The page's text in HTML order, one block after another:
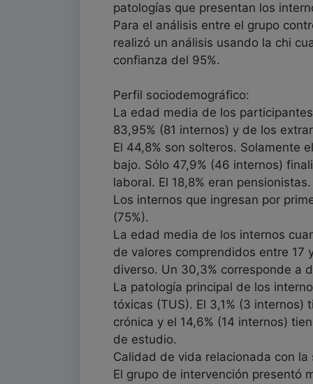
patologías que presentan los
Para el análisis entre el grupo
realizó un análisis usando la chi
confianza del 95%.
Perfil sociodemográfico:
La edad media de los
83,95% (81 internos) y de los
El 44,8% son solteros. Solamente
bajo. Sólo 47,9% (46 internos)
laboral. El 18,8% eran pensionistas.
Los internos que ingresan por
(75%).
La edad media de los internos
de valores comprendidos entre 17
diverso. Un 30,3% corresponde a
La patología principal de los
tóxicas (TUS). El 3,1% (3
crónica y el 14,6% (14 internos)
de estudio.
Calidad de vida relacionada con la
El grupo de intervención presentó